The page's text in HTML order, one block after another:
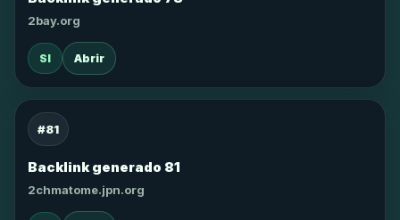
2bay.org
SI Abrir
#81
Backlink generado 81
2chmatome.jpn.org